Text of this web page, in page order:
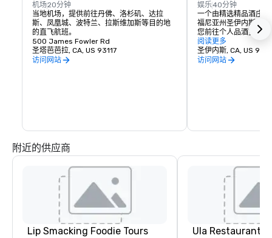
机场20分钟
当地机场，提供前往丹佛、洛杉矶、达拉
斯、凤凰城、波特兰、拉斯维加斯等目的地
的直飞航班。
500 James Fowler Rd
圣塔芭芭拉, CA, US 93117
访问网站
娱乐40分钟
一个由精选精品酒庄
福尼亚州圣伊内斯谷
您前往个人品酒室，
您最喜欢的葡萄酒。
了品尝各种优质葡萄
（但不限于）霞多丽
阅读更多
圣伊内斯, CA, US
访问网站
附近的供应商
Lip Smacking Foodie Tours Ula Restaurant